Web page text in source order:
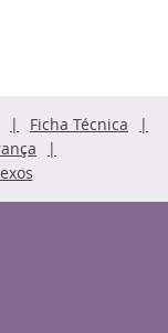
Ficha Técnica